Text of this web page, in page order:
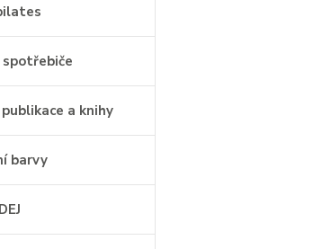
a knihy
barvy